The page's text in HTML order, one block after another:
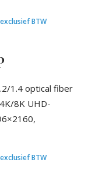
exclusief BTW
1.4 optical fiber
8K UHD-
exclusief BTW